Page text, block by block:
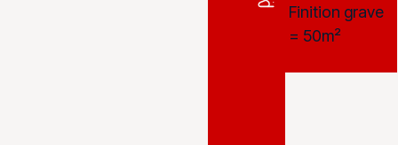
Finition grave
= 50m²